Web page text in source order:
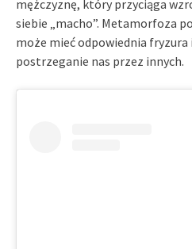
mężczyznę, który przyciąga
siebie „macho”. Metamorfoza
może mieć odpowiednia fryzura
postrzeganie nas przez innych.